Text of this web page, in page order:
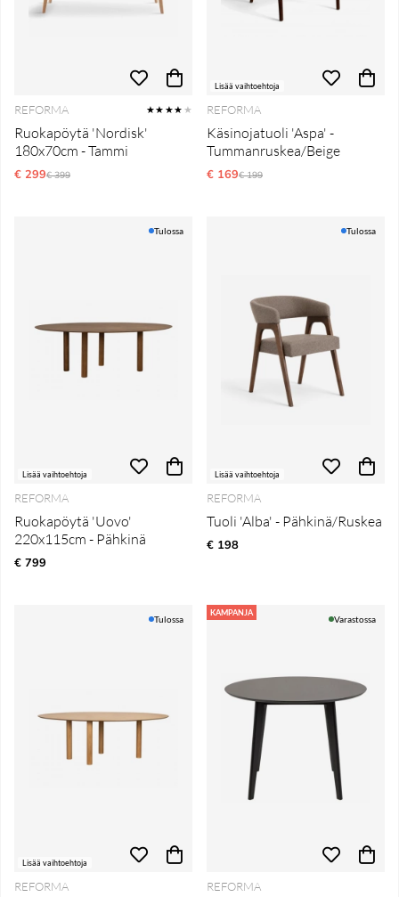
REFORMA ★★★★ ★
Ruokapöytä 'Nordisk'
180x70cm - Tammi
€ 299Normaali hinta
€ 399
Lisää vaihtoehtoja
REFORMA
Käsinojatuoli 'Aspa' -
Tummanruskea/Beige
€ 169Normaali hinta
€ 199
Lisää vaihtoehtoja
Tulossa
REFORMA
Ruokapöytä 'Uovo'
220x115cm - Pähkinä
€ 799
Lisää vaihtoehtoja
Tulossa
REFORMA
Tuoli 'Alba' - Pähkinä/Ruskea
€ 198
Lisää vaihtoehtoja
Tulossa
REFORMA
KAMPANJA
Varastossa
REFORMA